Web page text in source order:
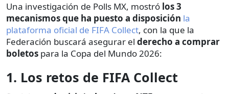
Una investigación de Polls MX, mostró los 3
mecanismos que ha puesto a disposición la
plataforma oficial de FIFA Collect, con la que la
Federación buscará asegurar el derecho a comprar
boletos para la Copa del Mundo 2026:
1. Los retos de FIFA Collect